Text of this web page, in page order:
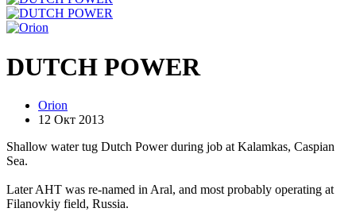
DUTCH POWER
Orion
12 Окт 2013
Shallow water tug Dutch Power during job at Kalamkas, Caspian
Sea.
Later AHT was re-named in Aral, and most probably operating at
Filanovkiy field, Russia.